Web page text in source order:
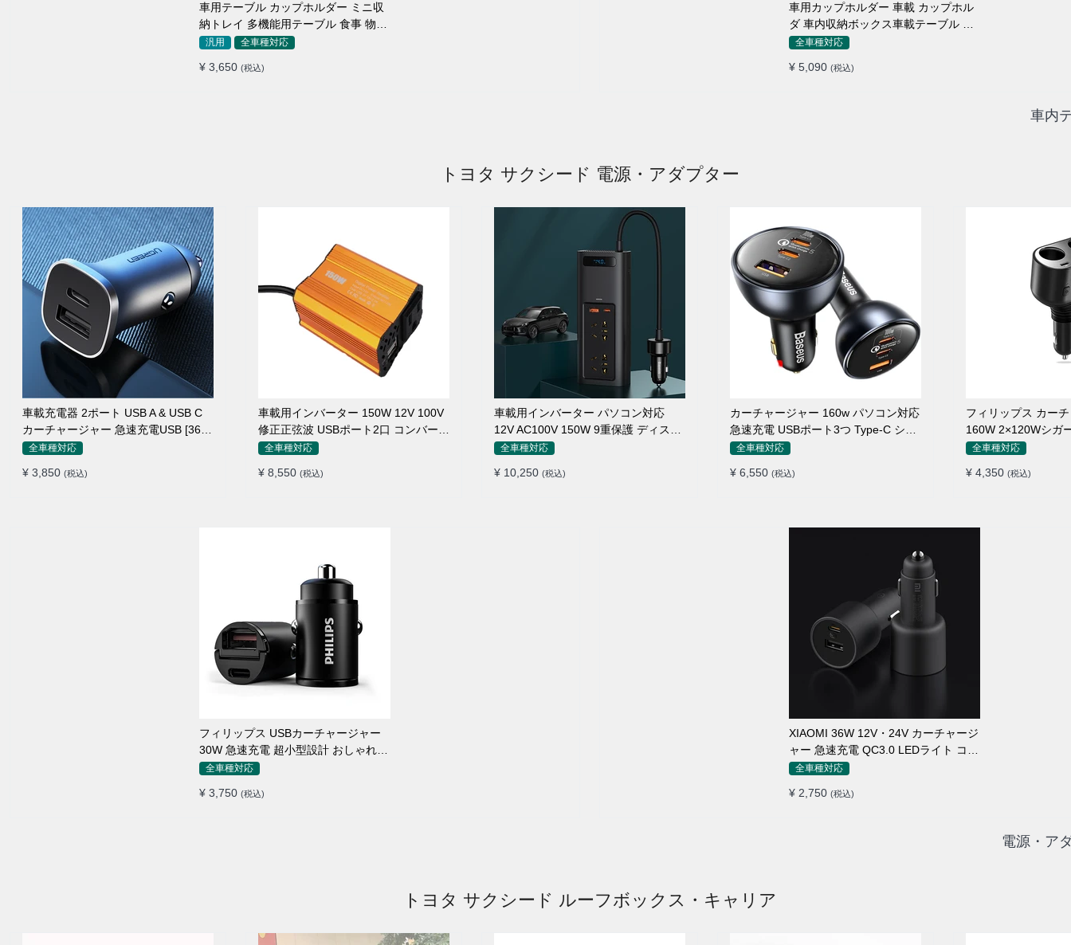
車用テーブル カップホルダー ミニ収
納トレイ 多機能用テーブル 食事 物置
き用 高品質
汎用 全車種対応
¥ 3,650 (税込)
車用カップホルダー 車載 カップホル
ダ 車内収納ボックス車載テーブル ス
マホ置き 調整可能なベース 車載 取付
手
全車種対応
¥ 5,090 (税込)
車内
トヨタ サクシード 電源・アダプター
車載充電器 2ポート USB A & USB C
カーチャージャー 急速充電USB [36W
12V-24V ]
全車種対応
¥ 3,850 (税込)
車載用インバーター 150W 12V 100V
修正正弦波 USBポート2口 コンバータ
ー 防災用品 チャージャー
全車種対応
¥ 8,550 (税込)
車載用インバーター パソコン対応
12V AC100V 150W 9重保護 ディスプ
レイ付き 静音タイプ
全車種対応
¥ 10,250 (税込)
カーチャージャー 160w パソコン対応
急速充電 USBポート3つ Type-C シガ
ーソケット
全車種対応
¥ 6,550 (税込)
フィリップス カー
160W 2×120Wシガ
れ全車種対応
¥ 4,350 (税込)
フィリップス USBカーチャージャー
30W 急速充電 超小型設計 おしゃれ
シガーソケット
全車種対応
¥ 3,750 (税込)
XIAOMI 36W 12V・24V カーチャージ
ャー 急速充電 QC3.0 LEDライト コン
パクト 車載充電器
全車種対応
¥ 2,750 (税込)
電源・ア
トヨタ サクシード ルーフボックス・キャリア